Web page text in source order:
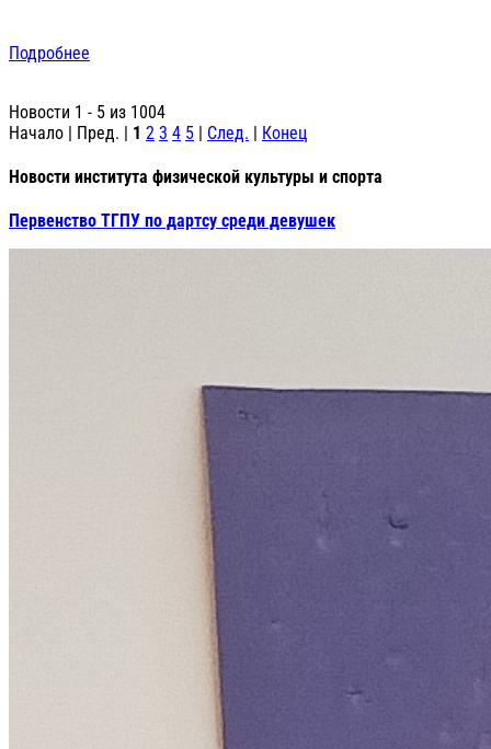
Подробнее
Новости 1 - 5 из 1004
Начало | Пред. | 1 2 3 4 5 | След. | Конец
Новости института физической культуры и спорта
Первенство ТГПУ по дартсу среди девушек